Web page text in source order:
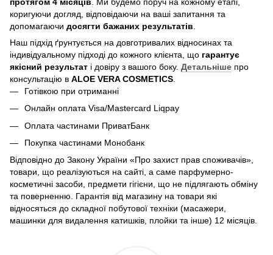
коригуючи догляд, відповідаючи на ваші запитання та
допомагаючи досягти бажаних результатів
Наш підхід ґрунтується на довготривалих відносинах та
індивідуальному підході до кожного клієнта, що гарантує
якісний результат і довіру з вашого боку. Детальніше про
консультацію в ALOE VERA COSMETICS
Готівкою при отриманні
Онлайн оплата Visa/Mastercard Liqpay
Оплата частинами ПриватБанк
Покупка частинами Монобанк
Відповідно до Закону України «Про захист прав споживачів»,
товари, що реалізуються на сайті, а саме парфумерно-
косметичні засоби, предмети гігієни, що не підлягають обміну
та поверненню. Гарантія від магазину на товари які
відносяться до складної побутової техніки (масажери,
машинки для видалення катишків, плойки та інше) 12 місяців.